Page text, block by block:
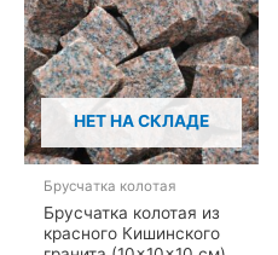
НЕТ НА СКЛАДЕ
Брусчатка колотая
Брусчатка колотая из
красного Кишинского